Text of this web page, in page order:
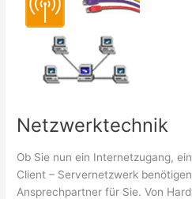
Netzwerktechnik
Ob Sie nun ein Internetzugang,
Client – Servernetzwerk
Ansprechpartner für Sie. Von